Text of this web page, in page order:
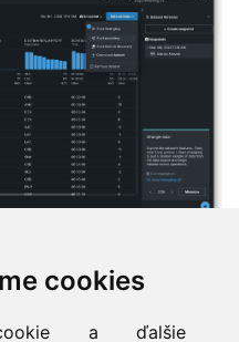
cookies
a ďalšie